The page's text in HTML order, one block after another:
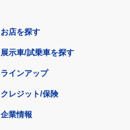
お店を探す
展示車/試乗車を探す
ラインアップ
クレジット/保険
企業情報